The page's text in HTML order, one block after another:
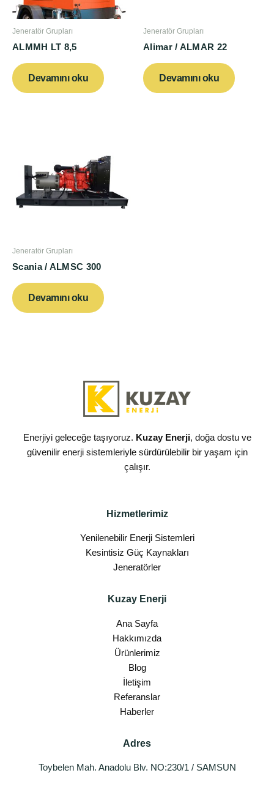
Jeneratör Grupları
ALMMH LT 8,5
Devamını oku
Jeneratör Grupları
Alimar / ALMAR 22
Devamını oku
Jeneratör Grupları
Scania / ALMSC 300
Devamını oku
Enerjiyi geleceğe taşıyoruz. Kuzay Enerji, doğa dostu ve
güvenilir enerji sistemleriyle sürdürülebilir bir yaşam için
çalışır.
Hizmetlerimiz
Yenilenebilir Enerji Sistemleri
Kesintisiz Güç Kaynakları
Jeneratörler
Kuzay Enerji
Ana Sayfa
Hakkımızda
Ürünlerimiz
Blog
İletişim
Referanslar
Haberler
Adres
Toybelen Mah. Anadolu Blv. NO:230/1 / SAMSUN